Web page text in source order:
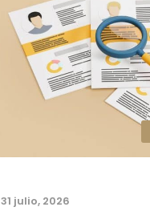
31 julio, 2026